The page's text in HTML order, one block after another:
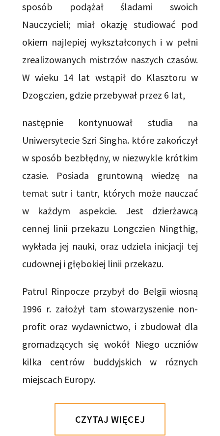
sposób podążał śladami swoich
Nauczycieli; miał okazję studiować pod
okiem najlepiej wykształconych i w pełni
zrealizowanych mistrzów naszych czasów.
W wieku 14 lat wstąpił do Klasztoru w
Dzogczien, gdzie przebywał przez 6 lat,
następnie kontynuował studia na
Uniwersytecie Szri Singha. które zakończył
w sposób bezbłędny, w niezwykle krótkim
czasie. Posiada gruntowną wiedzę na
temat sutr i tantr, których może nauczać
w każdym aspekcie. Jest dzierżawcą
cennej linii przekazu Longczien Ningthig,
wykłada jej nauki, oraz udziela inicjacji tej
cudownej i głębokiej linii przekazu.
Patrul Rinpocze przybył do Belgii wiosną
1996 r. założył tam stowarzyszenie non-
profit oraz wydawnictwo, i zbudował dla
gromadzących się wokół Niego uczniów
kilka centrów buddyjskich w róznych
miejscach Europy.
CZYTAJ WIĘCEJ